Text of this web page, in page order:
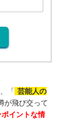
、「 芸能人の
が飛び交って
イントな情